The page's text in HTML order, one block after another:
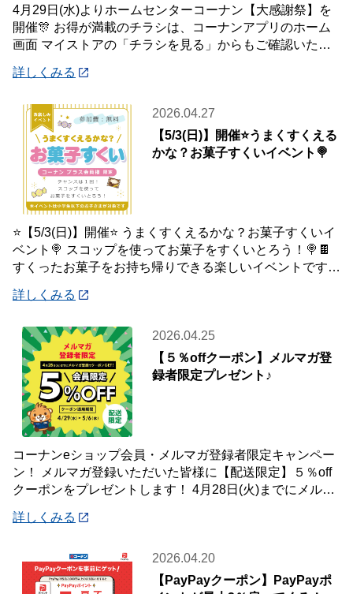
4月29日(水)よりホームセンターコーナン【大感謝祭】を
開催🎊 お得が満載のチラシは、コーナンアプリのホーム
画面 マイストアの「チラシを見る」からもご確認いただ
詳しくみる
2026.04.27
【5/3(日)】開催⭐️うまくすくえる
かな？お菓子すくいイベント🍭
⭐️【5/3(日)】開催⭐️ うまくすくえるかな？お菓子すくいイ
ベント🍭 スコップを使ってお菓子をすくいとろう！🍭🍫
すくったお菓子をお持ち帰りできる楽しいイベントです♪
詳しくみる
2026.04.25
【５％offクーポン】メルマガ登
録者限定プレゼント♪
コーナンeショップ会員・メルマガ登録者限定キャンペー
ン！ メルマガ登録いただいた皆様に【配送限定】５％off
クーポンをプレゼントします！ 4月28日(火)までにメルマ
詳しくみる
2026.04.20
【PayPayクーポン】PayPayポ